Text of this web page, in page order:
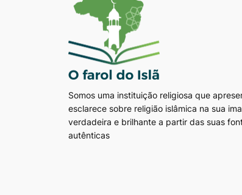
Somos uma instituição religiosa que
esclarece sobre religião islâmica na sua
verdadeira e brilhante a partir das suas
autênticas